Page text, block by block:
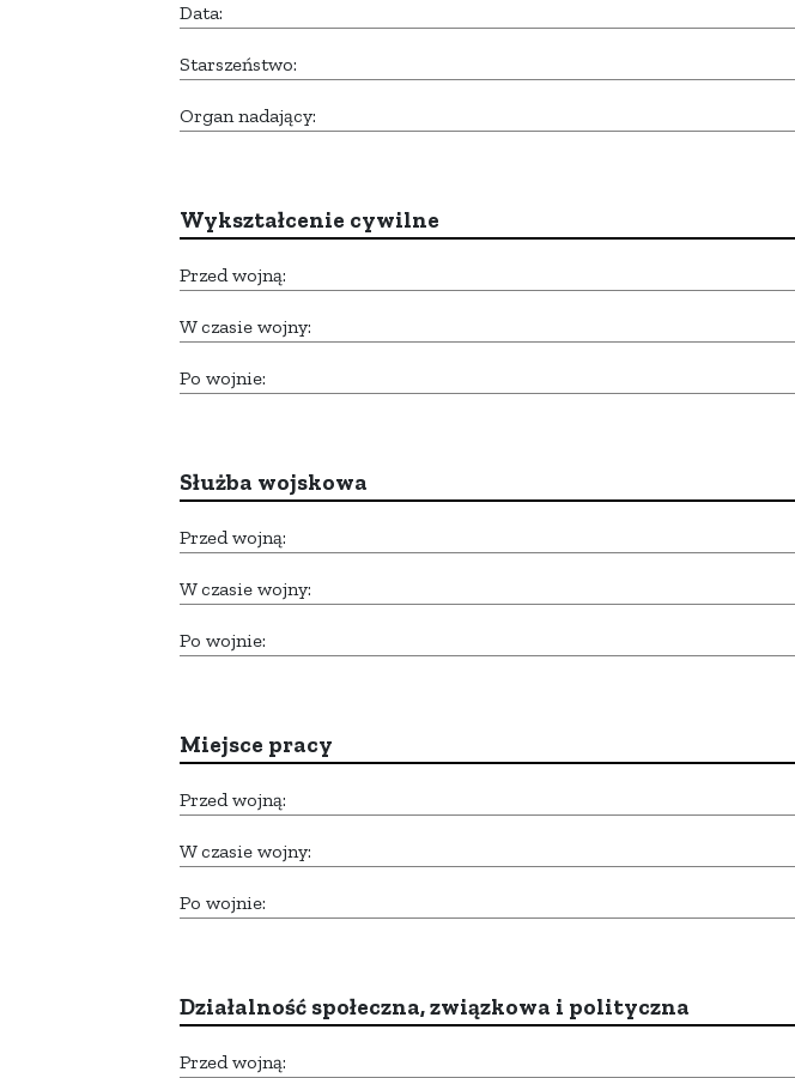
Data:
Starszeństwo:
Organ nadający:
Wykształcenie cywilne
Przed wojną:
W czasie wojny:
Po wojnie:
Służba wojskowa
Przed wojną:
W czasie wojny:
Po wojnie:
Miejsce pracy
Przed wojną:
W czasie wojny:
Po wojnie:
Działalność społeczna, związkowa i polityczna
Przed wojną: